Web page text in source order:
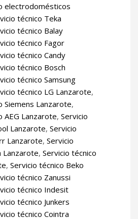
electrodomésticos
técnico Teka
técnico Balay
técnico Fagor
técnico Candy
técnico Bosch
técnico Samsung
técnico LG Lanzarote,
Siemens Lanzarote,
AEG Lanzarote, Servicio
Lanzarote, Servicio
Lanzarote, Servicio
Lanzarote, Servicio técnico
, Servicio técnico Beko
técnico Zanussi
técnico Indesit
técnico Junkers
técnico Cointra